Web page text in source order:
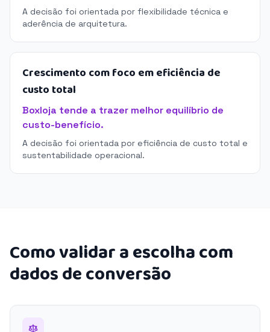
A decisão foi orientada por flexibilidade técnica e
aderência de arquitetura.
Crescimento com foco em eficiência de
custo total
Boxloja tende a trazer melhor equilíbrio de
custo-benefício.
A decisão foi orientada por eficiência de custo total e
sustentabilidade operacional.
Como validar a escolha com
dados de conversão